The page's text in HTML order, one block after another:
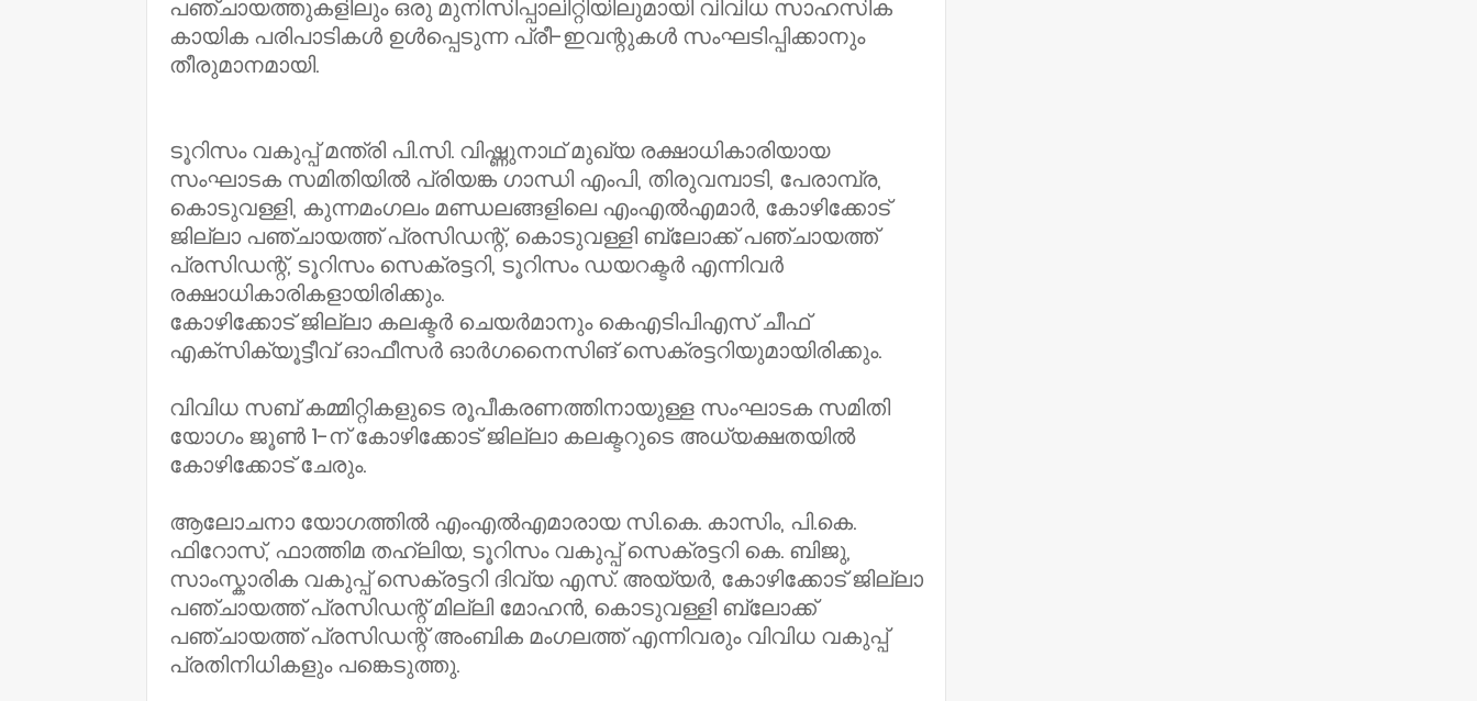
പഞ്ചായത്തുകളിലും ഒരു മുനിസിപ്പാലിറ്റിയിലുമായി വിവിധ സാഹസിക
കായിക പരിപാടികൾ ഉൾപ്പെടുന്ന പ്രീ-ഇവന്റുകൾ സംഘടിപ്പിക്കാനും
തീരുമാനമായി.
ടൂറിസം വകുപ്പ് മന്ത്രി പി.സി. വിഷ്ണുനാഥ് മുഖ്യ രക്ഷാധികാരിയായ
സംഘാടക സമിതിയിൽ പ്രിയങ്ക ഗാന്ധി എംപി, തിരുവമ്പാടി, പേരാമ്പ്ര,
കൊടുവള്ളി, കുന്നമംഗലം മണ്ഡലങ്ങളിലെ എംഎൽഎമാർ, കോഴിക്കോട്
ജില്ലാ പഞ്ചായത്ത് പ്രസിഡന്റ്, കൊടുവള്ളി ബ്ലോക്ക് പഞ്ചായത്ത്
പ്രസിഡന്റ്, ടൂറിസം സെക്രട്ടറി, ടൂറിസം ഡയറക്ടർ എന്നിവർ
രക്ഷാധികാരികളായിരിക്കും.
കോഴിക്കോട് ജില്ലാ കലക്ടർ ചെയർമാനും കെഎടിപിഎസ് ചീഫ്
എക്‌സിക്യൂട്ടീവ് ഓഫീസർ ഓർഗനൈസിങ് സെക്രട്ടറിയുമായിരിക്കും.
വിവിധ സബ് കമ്മിറ്റികളുടെ രൂപീകരണത്തിനായുള്ള സംഘാടക സമിതി
യോഗം ജൂൺ 1-ന് കോഴിക്കോട് ജില്ലാ കലക്ടറുടെ അധ്യക്ഷതയിൽ
കോഴിക്കോട് ചേരും.
ആലോചനാ യോഗത്തിൽ എംഎൽഎമാരായ സി.കെ. കാസിം, പി.കെ.
ഫിറോസ്, ഫാത്തിമ തഹ്ലിയ, ടൂറിസം വകുപ്പ് സെക്രട്ടറി കെ. ബിജു,
സാംസ്കാരിക വകുപ്പ് സെക്രട്ടറി ദിവ്യ എസ്. അയ്യർ, കോഴിക്കോട് ജില്ലാ
പഞ്ചായത്ത് പ്രസിഡന്റ് മില്ലി മോഹൻ, കൊടുവള്ളി ബ്ലോക്ക്
പഞ്ചായത്ത് പ്രസിഡന്റ് അംബിക മംഗലത്ത് എന്നിവരും വിവിധ വകുപ്പ്
പ്രതിനിധികളും പങ്കെടുത്തു.